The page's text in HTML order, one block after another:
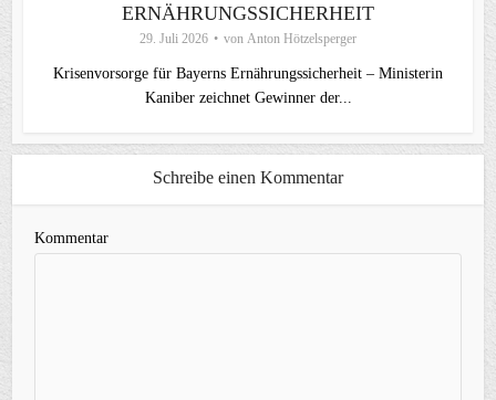
ERNÄHRUNGSSICHERHEIT
29. Juli 2026 von Anton Hötzelsperger
Krisenvorsorge für Bayerns Ernährungssicherheit – Ministerin
Kaniber zeichnet Gewinner der...
Schreibe einen Kommentar
Kommentar